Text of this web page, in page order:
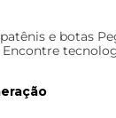
e botas